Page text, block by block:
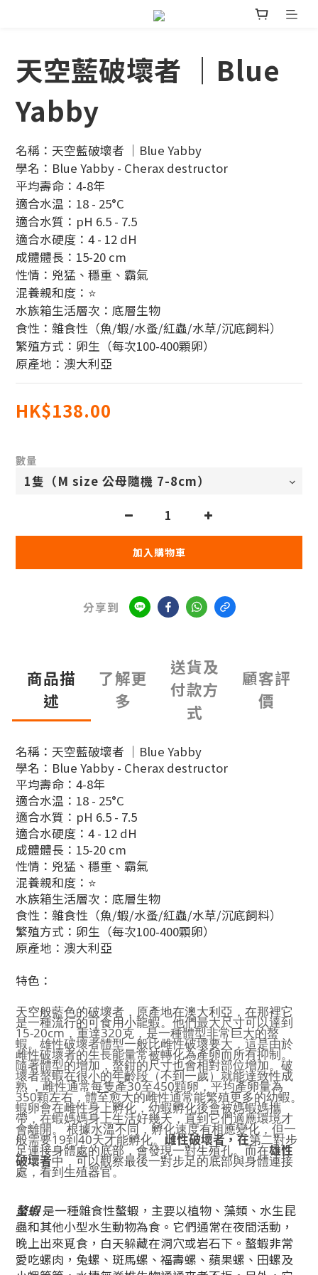
天空藍破壞者 ｜Blue
Yabby
名稱：天空藍破壞者 ｜Blue Yabby
學名：Blue Yabby - Cherax destructor
平均壽命：4-8年
適合水温：18 - 25°C
適合水質：pH 6.5 - 7.5
適合水硬度：4 - 12 dH
成體體長：15-20 cm
性情：兇猛、穩重、霸氣
混養親和度：⭐
水族箱生活層次：底層生物
食性：雜食性（魚/蝦/水蚤/紅蟲/水草/沉底飼料）
繁殖方式：卵生（每次100-400顆卵）
原產地：澳大利亞
HK$138.00
數量
加入購物車
分享到
商品描
述
了解更
多
送貨及
付款方
式
顧客評
價
名稱：天空藍破壞者 ｜Blue Yabby
學名：Blue Yabby - Cherax destructor
平均壽命：4-8年
適合水温：18 - 25°C
適合水質：pH 6.5 - 7.5
適合水硬度：4 - 12 dH
成體體長：15-20 cm
性情：兇猛、穩重、霸氣
混養親和度：⭐
水族箱生活層次：底層生物
食性：雜食性（魚/蝦/水蚤/紅蟲/水草/沉底飼料）
繁殖方式：卵生（每次100-400顆卵）
原產地：澳大利亞
特色：
天空般藍色的破壞者，原產地在澳大利亞，在那裡它
是一種流行的可食用小龍蝦。他們最大尺寸可以達到
15-20cm，重達320克，是一種體型非常巨大的螯
蝦。 雄性破壞者體型一般比雌性破壞要大，這是由於
雌性破壞者的生長能量常被轉化為產卵而所有抑制。
隨著體型的增加，螯鉗的尺寸也會相對部位增加。破
壞者螯蝦在很小的年齡段（不到一歲）就能達致性成
熟 ，雌性通常每隻產30至450顆卵，平均產卵量為
350顆左右，體至愈大的雌性通常能繁殖更多的幼蝦。
蝦卵會在雌性身上孵化，幼蝦孵化後會被媽蝦媽攜
帶，在蝦媽媽身上生活好幾天，直到它們適應環境才
會離開。 根據水溫不同，孵化速度有相應變化，但一
般需要19到40天才能孵化。 雌性破壞者，在第二對步
足連接身體處的底部，會發現一對生殖孔。而在雄性
破壞者中，可以觀察最後一對步足的底部與身體連接
處，看到生殖器官。
螯蝦是一種雜食性螯蝦，主要以植物、藻類、水生昆
蟲和其他小型水生動物為食。它們通常在夜間活動，
晚上出來覓食，白天躲藏在洞穴或岩石下。螯蝦非常
愛吃螺肉，兔螺、斑馬螺、福壽螺、蘋果螺、田螺及